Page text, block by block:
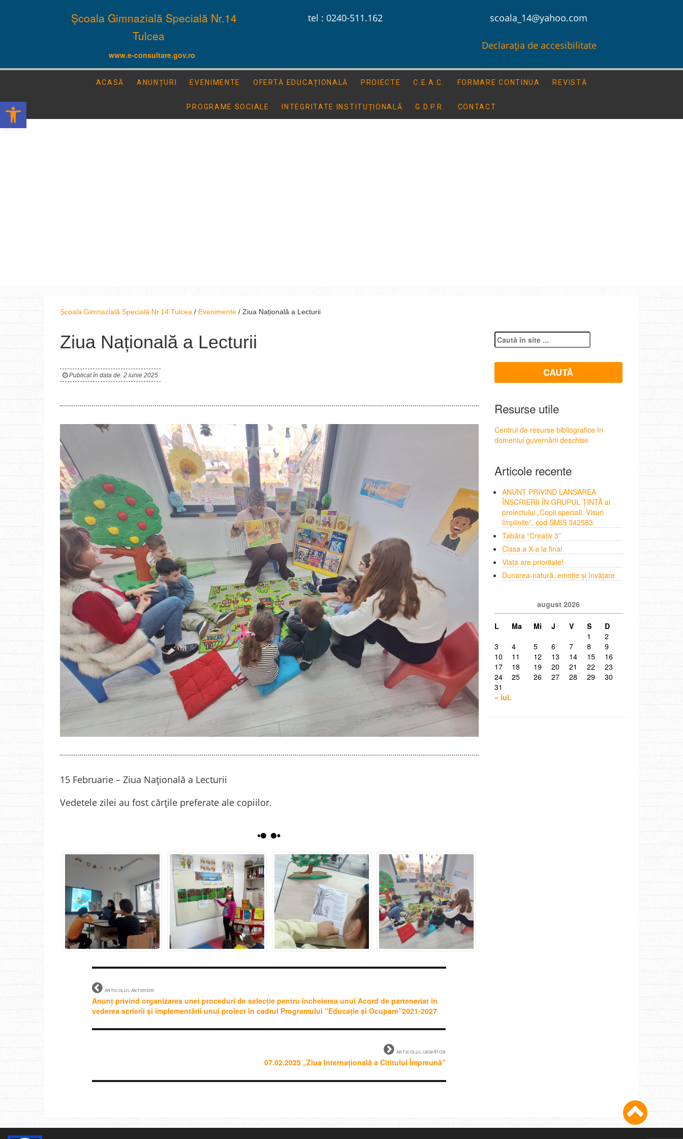
Școala Gimnazială Specială Nr.14
Tulcea
www.e-consultare.gov.ro
tel : 0240-511.162 scoala_14@yahoo.com
Declarația de accesibilitate
ACASĂ ANUNȚURI EVENIMENTE OFERTĂ EDUCAȚIONALĂ PROIECTE C.E.A.C. FORMARE CONTINUA REVISTĂ
PROGRAME SOCIALE INTEGRITATE INSTITUȚIONALĂ G.D.P.R. CONTACT
Școala Gimnazială Specială Nr.14 Tulcea / Evenimente / Ziua Națională a Lecturii
Ziua Națională a Lecturii
Publicat în data de: 2 iunie 2025
15 Februarie – Ziua Națională a Lecturii
Vedetele zilei au fost cărțile preferate ale copiilor.
ARTICOLUL ANTERIOR
Anunț privind organizarea unei proceduri de selecție pentru încheierea unui Acord de parteneriat în
vederea scrierii și implementării unui proiect în cadrul Programului ”Educație și Ocupare”2021-2027
ARTICOLUL URMĂTOR
07.02.2025 „Ziua Internațională a Cititului Împreună”
Resurse utile
Centrul de resurse bibliografice în
domeniul guvernării deschise
Articole recente
ANUNȚ PRIVIND LANSAREA
ÎNSCRIERII ÎN GRUPUL ȚINTĂ al
proiectului „Copii speciali. Visuri
împlinite”, cod SMIS 342583
Tabăra ”Creativ 3”
Clasa a X-a la final
Viața are prioritate!
Dunarea-natură, emoție și învățare
august 2026
L Ma Mi J V S
D
1
2
3
4 5 6 7 8
9
10
11 12 13 14 15
16
17
18 19 20 21 22
23
24
25 26 27 28 29
30
31
« iul.
Deschide bara de unelte